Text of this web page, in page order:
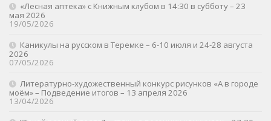
«Лесная аптека» с Книжным клубом в 14:30 в субботу – 23
мая 2026
19/05/2026
Каникулы на русском в Теремке – 6-10 июля и 24-28 августа
2026
07/05/2026
Литературно-художественный конкурс рисунков «А в городе
моём» – Подведение итогов – 13 апреля 2026
13/04/2026